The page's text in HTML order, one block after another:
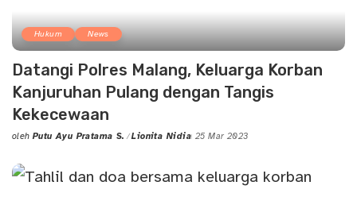
Hukum News
Datangi Polres Malang, Keluarga Korban
Kanjuruhan Pulang dengan Tangis
Kekecewaan
Posted
oleh Putu Ayu Pratama S. Lionita Nidia 25 Mar 2023